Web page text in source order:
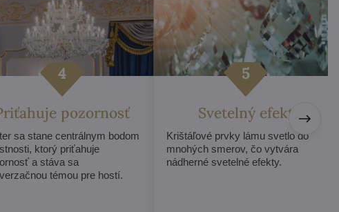
pozornosť
sa stane centrálnym bodom
ktorý priťahuje
a stáva sa
témou pre hostí.
Svetelný efekt
Krištáľové prvky lámu svetlo do
mnohých smerov, čo vytvára
nádherné svetelné efekty.